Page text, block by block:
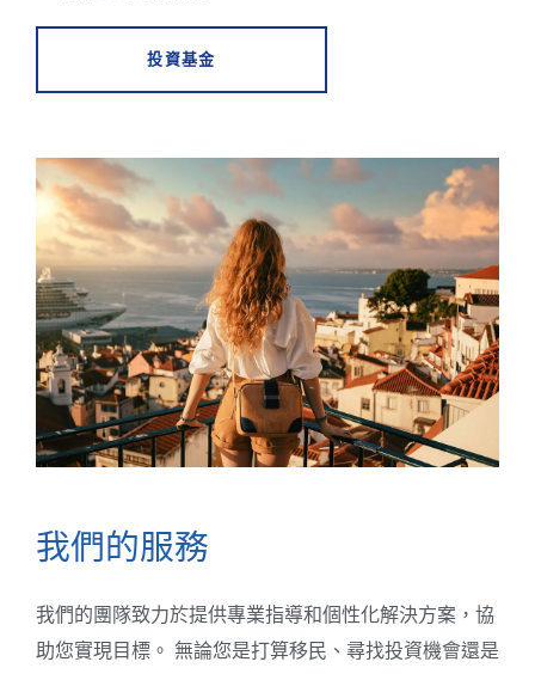
投資基金
我們的服務
我們的團隊致力於提供專業指導和個性化解決方案，協
助您實現目標。 無論您是打算移民、尋找投資機會還是